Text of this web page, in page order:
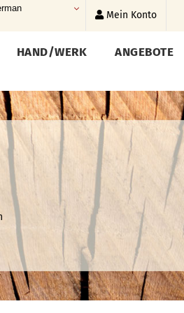
Mein Konto
HAND/WERK ANGEBOTE